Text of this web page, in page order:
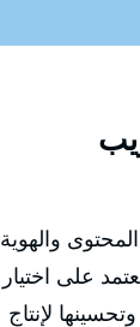
والهوية
على اختيار
لإنتاج